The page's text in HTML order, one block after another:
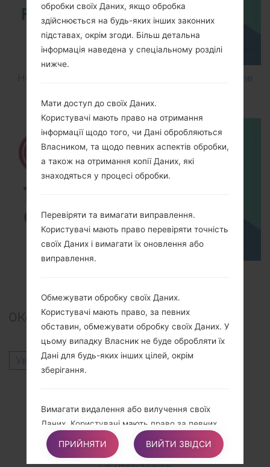
How to Flash Stock Firmware on LG Smartphone
0Коментарі
Увійтищоб залишити коментар.
LG L70D320
LG L70D320AG
LG L70D320AR
LG L70D320F
обробки своїх Даних, якщо обробка
здійснюється на будь-яких інших законних
підставах, окрім згоди. Більш детальна
інформація наведена у спеціальному розділі
нижче.
Мати доступ до своїх Даних.
Користувачі мають право на отримання
інформації щодо того, чи Дані обробляються
Власником, та щодо певних аспектів обробки,
а також на отримання копії Даних, які
знаходяться у процесі обробки.
Перевіряти та вимагати виправлення.
Користувачі мають право перевіряти точність
своїх Даних і вимагати їх оновлення або
виправлення.
Обмежувати обробку своїх Даних.
Користувачі мають право, за певних
обставин, обмежувати обробку своїх Даних. У
цьому випадку Власник не буде обробляти їх
Дані для будь-яких інших цілей, окрім
зберігання.
Вимагати видалення або вилучення своїх
Даних. Користувачі мають право за певних
обставин вимагати від Власника видалення
своїх Даних.
ПРИЙНЯТИ ВИЙТИ ЗВІДСИ